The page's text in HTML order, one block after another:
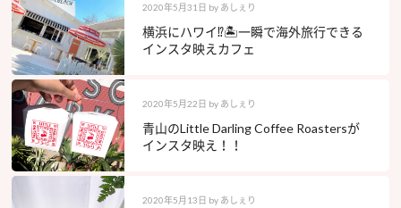
2020年5月31日 by あしぇり
横浜にハワイ⁉︎🏝一瞬で海外旅行できる
インスタ映えカフェ
2020年5月22日 by あしぇり
青山のLittle Darling Coffee Roastersが
インスタ映え！！
2020年5月13日 by あしぇり